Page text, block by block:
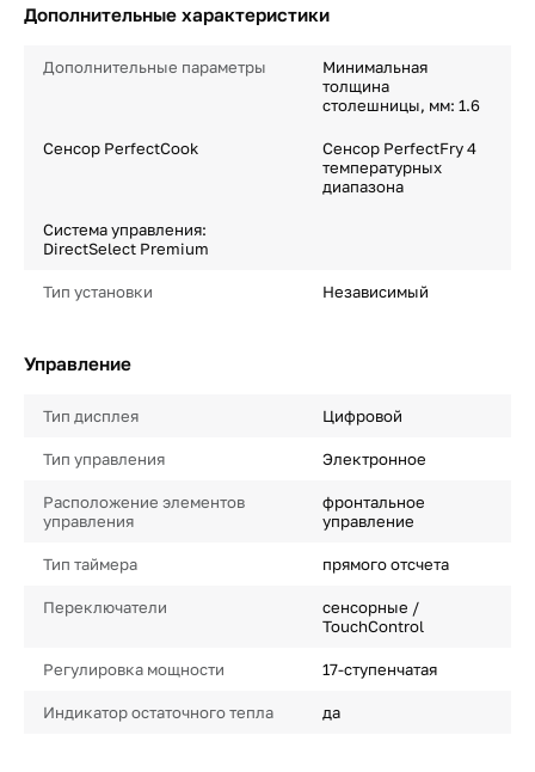
Дополнительные характеристики
Дополнительные параметры
Минимальная
толщина
столешницы, мм: 1.6
Сенсор PerfectCook
Сенсор PerfectFry 4
температурных
диапазона
Система управления:
DirectSelect Premium
Тип установки Независимый
Управление
Тип дисплея Цифровой
Тип управления Электронное
Расположение элементов
управления
фронтальное
управление
Тип таймера прямого отсчета
Переключатели
сенсорные /
TouchControl
Регулировка мощности 17-ступенчатая
Индикатор остаточного тепла да